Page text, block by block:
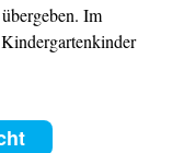
Im